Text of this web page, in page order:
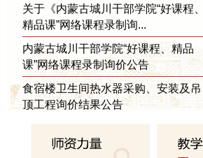
关于《内蒙古城川干部学院“好课程、
精品课”网络课程录制询...
内蒙古城川干部学院“好课程、精品
课”网络课程录制询价公告
食宿楼卫生间热水器采购、安装及吊
顶工程询价结果公告
食宿楼卫生间热水器采购、安装及吊